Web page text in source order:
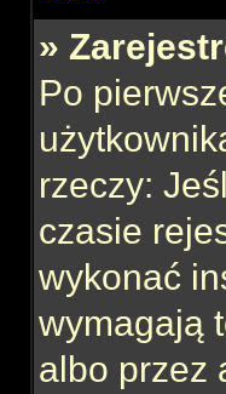
»
Po
rzeczy:
czasie
wykonać
wymagają
albo przez